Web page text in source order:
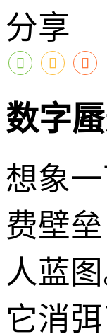
分享
数字
想象
费壁
人蓝
它消